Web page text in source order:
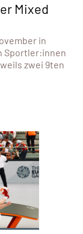
Mixed
in
Sportler:innen
zwei 9ten